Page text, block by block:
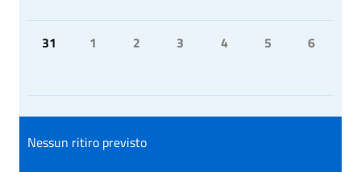
31 1 2 3 4 5 6
Nessun ritiro previsto